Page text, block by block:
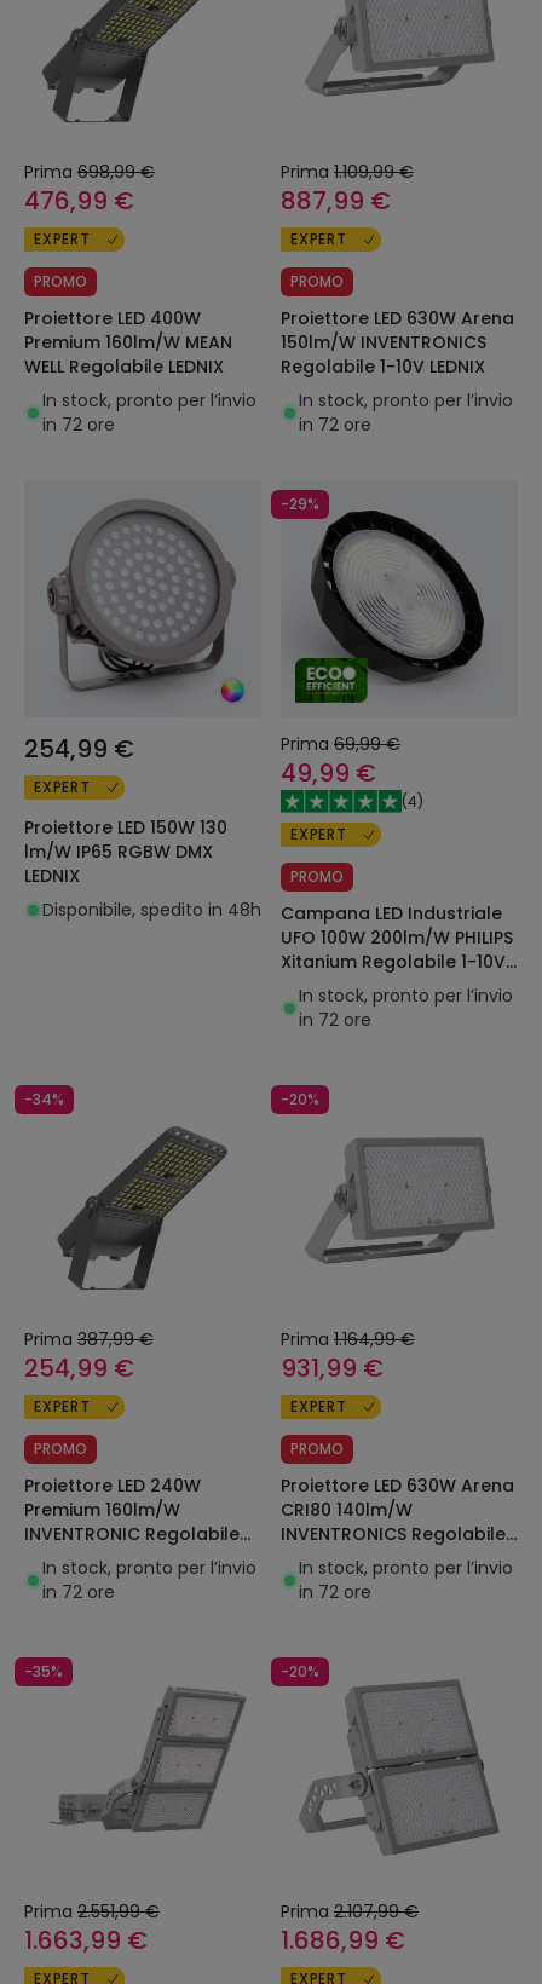
Prima 698,99 €
476,99 €
EXPERT
PROMO
Proiettore LED 400W
Premium 160lm/W MEAN
WELL Regolabile LEDNIX
In stock, pronto per l’invio
in 72 ore
Prima 1.109,99 €
887,99 €
EXPERT
PROMO
Proiettore LED 630W Arena
150lm/W INVENTRONICS
Regolabile 1-10V LEDNIX
In stock, pronto per l’invio
in 72 ore
254,99 €
EXPERT
Proiettore LED 150W 130
lm/W IP65 RGBW DMX
LEDNIX
Disponibile, spedito in 48h
-29%
Prima 69,99 €
49,99 €
(4)
EXPERT
PROMO
Campana LED Industriale
UFO 100W 200lm/W PHILIPS
Xitanium Regolabile 1-10V
LEDNIX HBM
In stock, pronto per l’invio
in 72 ore
-34%
Prima 387,99 €
254,99 €
EXPERT
PROMO
Proiettore LED 240W
Premium 160lm/W
INVENTRONIC Regolabile
LEDNIX
In stock, pronto per l’invio
in 72 ore
-20%
Prima 1.164,99 €
931,99 €
EXPERT
PROMO
Proiettore LED 630W Arena
CRI80 140lm/W
INVENTRONICS Regolabile
1-10V LEDNIX
In stock, pronto per l’invio
in 72 ore
-35%
Prima 2.551,99 €
1.663,99 €
EXPERT
-20%
Prima 2.107,99 €
1.686,99 €
EXPERT